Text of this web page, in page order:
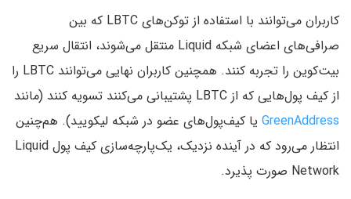
کاربران می‌توانند با استفاده از توکن‌های LBTC که بین
صرافی‌های اعضای شبکه Liquid منتقل می‌شوند، انتقال سریع
بیت‌کوین را تجربه کنند. همچنین کاربران نهایی می‌توانند LBTC را
از کیف پول‌هایی که از LBTC پشتیبانی می‌کنند تسویه کنند (مانند
GreenAddress یا کیف‌پول‌های عضو در شبکه لیکویید). هم‌چنین
انتظار می‌رود که در آینده نزدیک، یک‌پارچه‌سازی کیف پول Liquid
Network صورت پذیرد.